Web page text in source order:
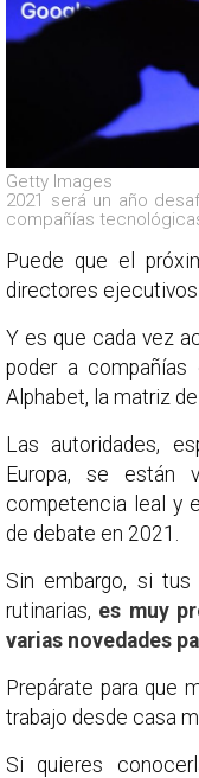
Getty Images
2021 será un año
compañías
Puede que el
directores
Y es que cada vez
poder a compañías
Alphabet, la matriz de
Las autoridades,
Europa, se están
competencia leal y
de debate en 2021.
Sin embargo, si
rutinarias, es muy
varias novedades
Prepárate para que
trabajo desde casa
Si quieres